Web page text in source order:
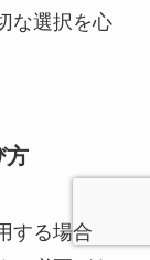
な選択を心
方
する場合